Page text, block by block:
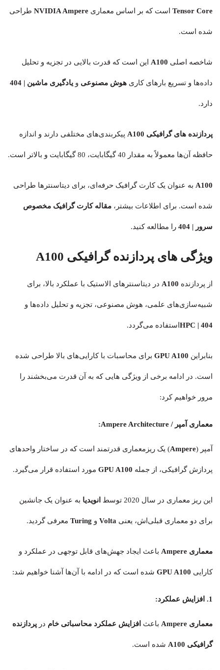
Tensor Core است که بر اساس معماری NVIDIA Ampere طراحی
شده است.
شاخصه اصلی A100 این است که قدرت بالایی در تجزیه و تحلیل
داده‌ها و تسریع بارهای کاری هوش مصنوعی و یادگیری ماشین | 404
دارد.
پردازنده‌ های گرافیکی A100 پیکربندی‌های مختلفی دارند و اندازه
حافظه آن‌ها معمولاً به مقدار 40 گیگابایت، 80 گیگابایت و بالاتر است.
A100 به عنوان یک کارت گرافیک حرفه‌ای، برای دیتاسنترها طراحی
شده است. برای اطلاعات بیشتر، مقاله کارت گرافیک مخصوص
سرور | 404 را مطالعه کنید.
ویژگی های پردازنده گرافیکی A100
از پردازنده A100 در دیتاسنترهای الاستیک با عملکرد بالا، برای
شبیه‌سازی‌های علمی، هوش مصنوعی، تجزیه و تحلیل داده‌ها و
HPC | 404 استفاده می‌گردد.
بنابراین GPU A100 برای محاسبات با کارایی‌های بالا طراحی شده
است. در ادامه برخی از ویژگی‌ هایی که به آن قدرت می‌بخشند را
مرور خواهیم کرد:
معماری آمپر / Ampere Architecture:
آمپر (Ampere) یک ریزمعماری قدرتمند است که در ساختار واحدهای
پردازش گرافیکی، از جمله GPU A100 مورد استفاده قرار می‌گیرد.
این ریز معماری در سال 2020 توسط انویدیا به عنوان یک جانشین
برای دو معماری قبلی‌اش، یعنی Volta و Turing معرفی گردید.
معماری Ampere باعث ایجاد جهش‌های قابل توجهی در عملکرد و
کارایی GPU A100 شده است که در ادامه با آن‌ها آشنا خواهیم شد:
1. افزایش عملکرد:
معماری Ampere باعث افزایش عملکرد محاسباتی خام در پردازنده
گرافیکی A100 شده است.